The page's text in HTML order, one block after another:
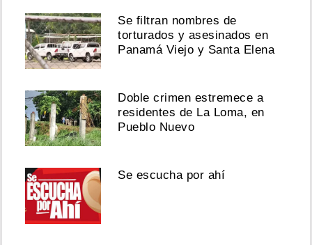
Se filtran nombres de
torturados y asesinados en
Panamá Viejo y Santa Elena
Doble crimen estremece a
residentes de La Loma, en
Pueblo Nuevo
Se escucha por ahí